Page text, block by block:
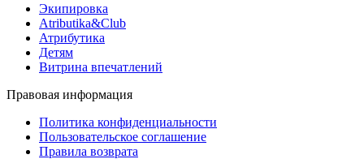
Экипировка
Atributika&Club
Атрибутика
Детям
Витрина впечатлений
Правовая информация
Политика конфиденциальности
Пользовательское соглашение
Правила возврата